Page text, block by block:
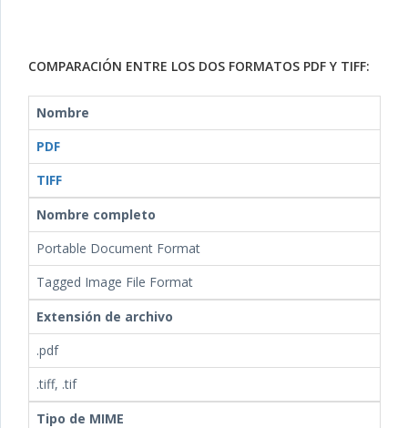
COMPARACIÓN ENTRE LOS DOS FORMATOS PDF Y TIFF:
Nombre
PDF
TIFF
Nombre completo
Portable Document Format
Tagged Image File Format
Extensión de archivo
.pdf
.tiff, .tif
Tipo de MIME